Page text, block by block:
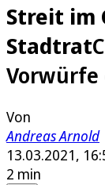
Streit im
Stadtrat
Vorwürfe
Von
Andreas Arnold
13.03.2021,
2 min